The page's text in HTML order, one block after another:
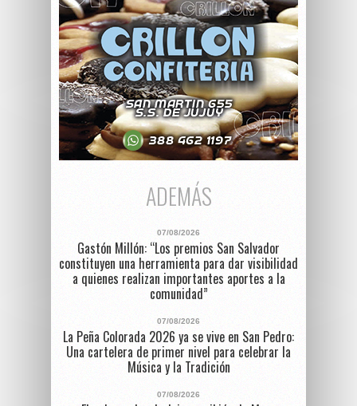
ADEMÁS
07/08/2026
Gastón Millón: “Los premios San Salvador
constituyen una herramienta para dar visibilidad
a quienes realizan importantes aportes a la
comunidad”
07/08/2026
La Peña Colorada 2026 ya se vive en San Pedro:
Una cartelera de primer nivel para celebrar la
Música y la Tradición
07/08/2026